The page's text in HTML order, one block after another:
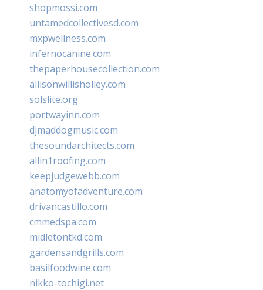
shopmossi.com
untamedcollectivesd.com
mxpwellness.com
infernocanine.com
thepaperhousecollection.com
allisonwillisholley.com
solslite.org
portwayinn.com
djmaddogmusic.com
thesoundarchitects.com
allin1roofing.com
keepjudgewebb.com
anatomyofadventure.com
drivancastillo.com
cmmedspa.com
midletontkd.com
gardensandgrills.com
basilfoodwine.com
nikko-tochigi.net